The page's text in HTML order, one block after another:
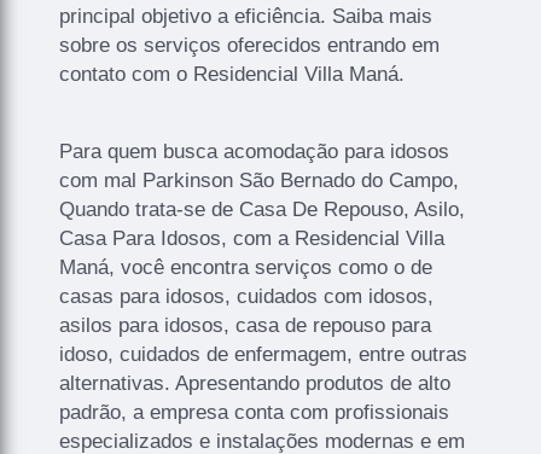
principal objetivo a eficiência. Saiba mais
sobre os serviços oferecidos entrando em
contato com o Residencial Villa Maná.
Para quem busca acomodação para idosos
com mal Parkinson São Bernado do Campo,
Quando trata-se de Casa De Repouso, Asilo,
Casa Para Idosos, com a Residencial Villa
Maná, você encontra serviços como o de
casas para idosos, cuidados com idosos,
asilos para idosos, casa de repouso para
idoso, cuidados de enfermagem, entre outras
alternativas. Apresentando produtos de alto
padrão, a empresa conta com profissionais
especializados e instalações modernas e em